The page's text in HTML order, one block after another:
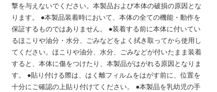
撃を与えないでください。本製品および本体の破損の原因とな
ります。
●本製品装着時において、本体の全ての機能・動作を
保証するものではありません。
●装着する前に本体に付いてい
るほこりや油分・水分、ごみなどをよく拭き取ってから使用し
てください。ほこりや油分、水分、ごみなどが付いたまま装着
すると、本体に傷をつけたり、本製品がはがれる原因となりま
す。
●貼り付ける際は、はく離フィルムをはがす前に、位置を
十分にご確認の上貼り付けてください。
●本製品を乳幼児の手